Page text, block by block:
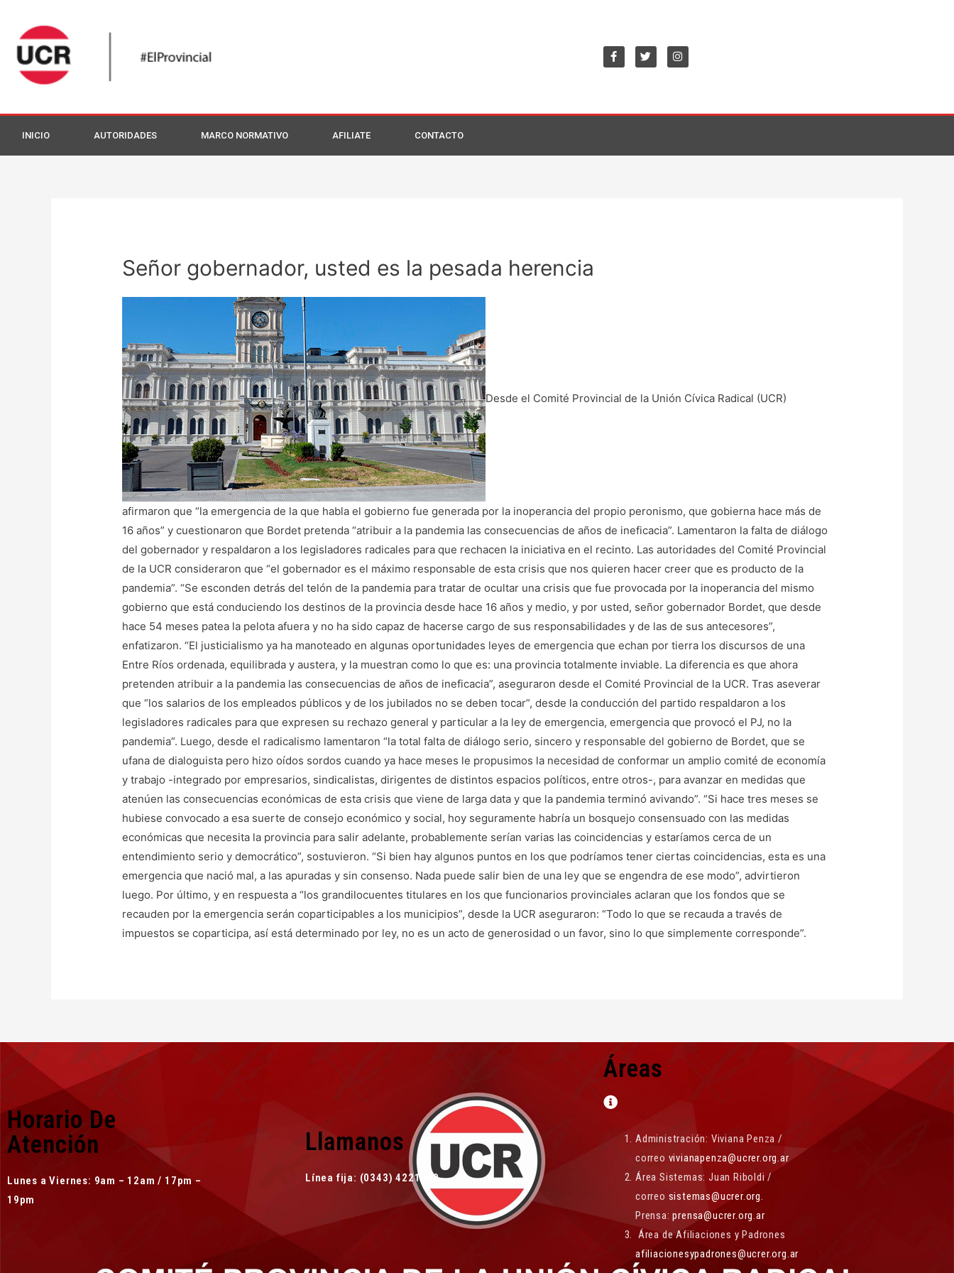
INICIO AUTORIDADES MARCO NORMATIVO AFILIATE CONTACTO
Señor gobernador, usted es la pesada herencia
Desde el Comité Provincial de la Unión Cívica Radical (UCR)
afirmaron que “la emergencia de la que habla el gobierno fue generada por la inoperancia del propio peronismo, que gobierna hace más de
16 años” y cuestionaron que Bordet pretenda “atribuir a la pandemia las consecuencias de años de ineficacia”. Lamentaron la falta de diálogo
del gobernador y respaldaron a los legisladores radicales para que rechacen la iniciativa en el recinto. Las autoridades del Comité Provincial
de la UCR consideraron que “el gobernador es el máximo responsable de esta crisis que nos quieren hacer creer que es producto de la
pandemia”. “Se esconden detrás del telón de la pandemia para tratar de ocultar una crisis que fue provocada por la inoperancia del mismo
gobierno que está conduciendo los destinos de la provincia desde hace 16 años y medio, y por usted, señor gobernador Bordet, que desde
hace 54 meses patea la pelota afuera y no ha sido capaz de hacerse cargo de sus responsabilidades y de las de sus antecesores”,
enfatizaron. “El justicialismo ya ha manoteado en algunas oportunidades leyes de emergencia que echan por tierra los discursos de una
Entre Ríos ordenada, equilibrada y austera, y la muestran como lo que es: una provincia totalmente inviable. La diferencia es que ahora
pretenden atribuir a la pandemia las consecuencias de años de ineficacia”, aseguraron desde el Comité Provincial de la UCR. Tras aseverar
que “los salarios de los empleados públicos y de los jubilados no se deben tocar”, desde la conducción del partido respaldaron a los
legisladores radicales para que expresen su rechazo general y particular a la ley de emergencia, emergencia que provocó el PJ, no la
pandemia”. Luego, desde el radicalismo lamentaron “la total falta de diálogo serio, sincero y responsable del gobierno de Bordet, que se
ufana de dialoguista pero hizo oídos sordos cuando ya hace meses le propusimos la necesidad de conformar un amplio comité de economía
y trabajo -integrado por empresarios, sindicalistas, dirigentes de distintos espacios políticos, entre otros-, para avanzar en medidas que
atenúen las consecuencias económicas de esta crisis que viene de larga data y que la pandemia terminó avivando”. “Si hace tres meses se
hubiese convocado a esa suerte de consejo económico y social, hoy seguramente habría un bosquejo consensuado con las medidas
económicas que necesita la provincia para salir adelante, probablemente serían varias las coincidencias y estaríamos cerca de un
entendimiento serio y democrático”, sostuvieron. “Si bien hay algunos puntos en los que podríamos tener ciertas coincidencias, esta es una
emergencia que nació mal, a las apuradas y sin consenso. Nada puede salir bien de una ley que se engendra de ese modo”, advirtieron
luego. Por último, y en respuesta a “los grandilocuentes titulares en los que funcionarios provinciales aclaran que los fondos que se
recauden por la emergencia serán coparticipables a los municipios”, desde la UCR aseguraron: “Todo lo que se recauda a través de
impuestos se coparticipa, así está determinado por ley, no es un acto de generosidad o un favor, sino lo que simplemente corresponde”.
Horario De
Atención
Lunes a Viernes: 9am – 12am / 17pm –
19pm
Llamanos
Línea fija: (0343) 4221340
Áreas
Administración: Viviana Penza /
correo vivianapenza@ucrer.org.ar
Área Sistemas: Juan Riboldi /
correo sistemas@ucrer.org.
Prensa: prensa@ucrer.org.ar
Área de Afiliaciones y Padrones
afiliacionesypadrones@ucrer.org.ar